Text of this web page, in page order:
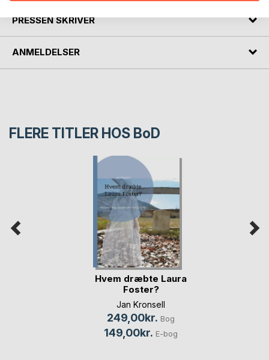
PRESSEN SKRIVER
ANMELDELSER
FLERE TITLER HOS BoD
Hvem dræbte Laura
Foster?
Jan Kronsell
249,00kr. Bog
149,00kr. E-bog